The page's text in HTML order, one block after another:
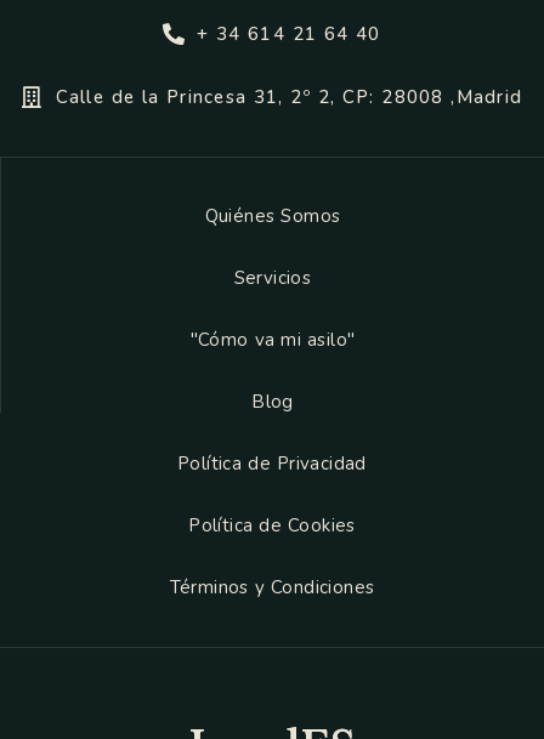
+ 34 614 21 64 40
Calle de la Princesa 31, 2º 2, CP: 28008 ,Madrid
Quiénes Somos
Servicios
"Cómo va mi asilo"
Blog
Política de Privacidad
Política de Cookies
Términos y Condiciones